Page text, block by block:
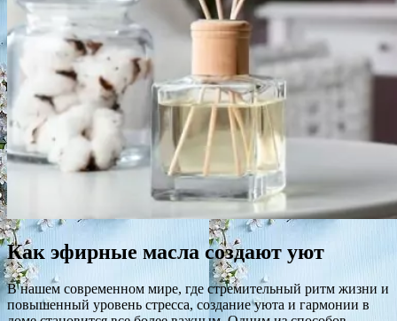
Как эфирные масла создают уют
В нашем современном мире, где стремительный ритм жизни и
повышенный уровень стресса, создание уюта и гармонии в